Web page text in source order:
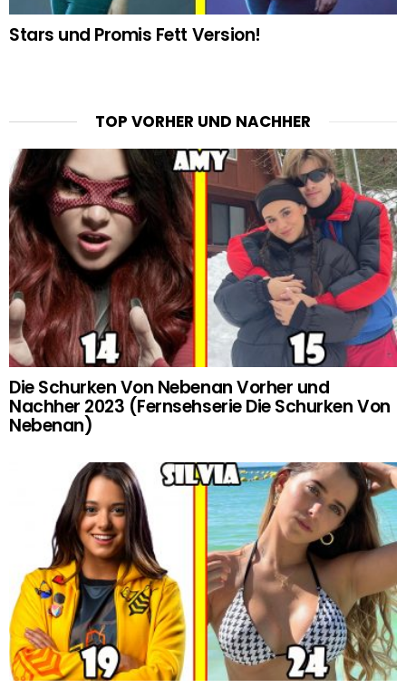
Stars und Promis Fett Version!
TOP VORHER UND NACHHER
Die Schurken Von Nebenan Vorher und
Nachher 2023 (Fernsehserie Die Schurken Von
Nebenan)